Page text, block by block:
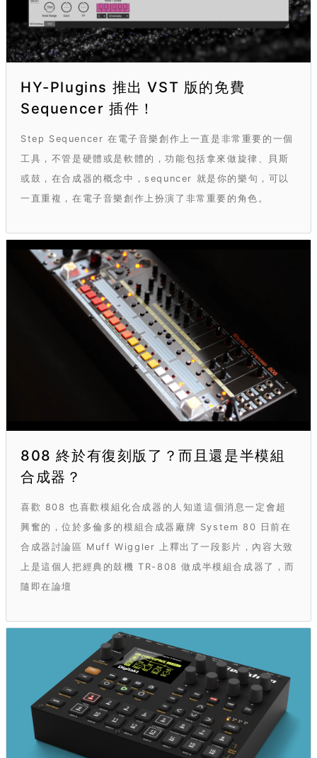
HY-Plugins 推出 VST 版的免費
Sequencer 插件！
Step Sequencer 在電子音樂創作上一直是非常重要的一個
工具，不管是硬體或是軟體的，功能包括拿來做旋律、貝斯
或鼓，在合成器的概念中，sequncer 就是你的樂句，可以
一直重複，在電子音樂創作上扮演了非常重要的角色。
808 終於有復刻版了？而且還是半模組
合成器？
喜歡 808 也喜歡模組化合成器的人知道這個消息一定會超
興奮的，位於多倫多的模組合成器廠牌 System 80 日前在
合成器討論區 Muff Wiggler 上釋出了一段影片，內容大致
上是這個人把經典的鼓機 TR-808 做成半模組合成器了，而
隨即在論壇